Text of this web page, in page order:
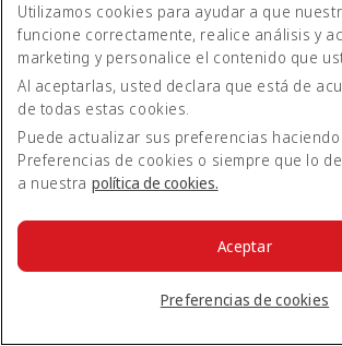
Cuando reserve un vuelo en emirates.com,
vincular su cuenta bancaria a Emirates
completar su reserva.
Volver a Todos los temas
Volver arriba
Todos los temas de preguntas
Móvil y app de Emirates
Preparación del viaje
Utilizamos cookies para ayudar a que
funcione correctamente, realice análisis y
marketing y personalice el contenido que
Al aceptarlas, usted declara que está de
de todas estas cookies.
Puede actualizar sus preferencias
Preferencias de cookies o siempre que lo
a nuestra política de cookies.
Preferencias de cookies
Aceptar